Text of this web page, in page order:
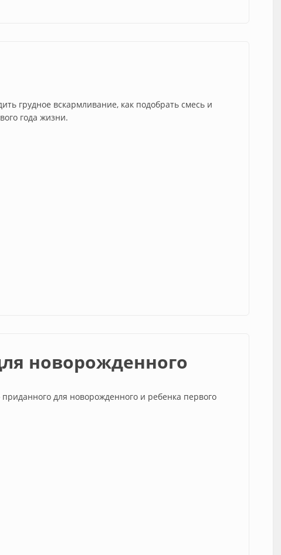
грудное вскармливание, как подобрать смесь и
года жизни.
новорожденного
для новорожденного и ребенка первого